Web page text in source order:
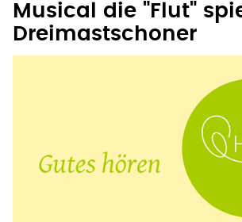
Musical die "Flut"
Dreimastschoner